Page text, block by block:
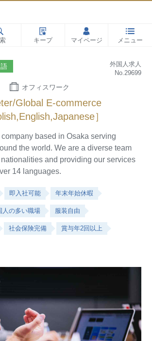
キープ マイページ メニュー
外国人求人
No.29699
オフィスワーク
Global E-commerce
］
based in Osaka serving
the world. We are a diverse team
and providing our services
14 languages.
即入社可能 年末年始休暇
人の多い職場 服装自由
社会保険完備 賞与年2回以上